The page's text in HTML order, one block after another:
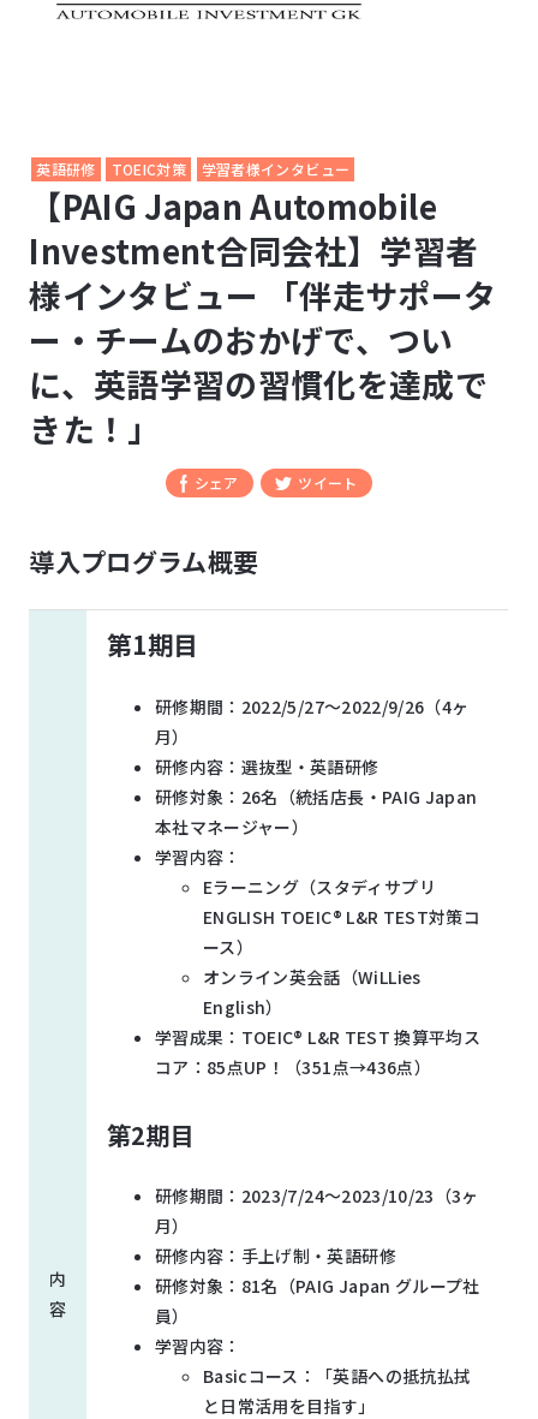
英語研修 TOEIC対策 学習者様インタビュー
【PAIG Japan Automobile
Investment合同会社】学習者
様インタビュー 「伴走サポータ
ー・チームのおかげで、つい
に、英語学習の習慣化を達成で
きた！」
シェア ツイート
導入プログラム概要
内
容
第1期目
研修期間：2022/5/27～2022/9/26（4ヶ
月）
研修内容：選抜型・英語研修
研修対象：26名（統括店長・PAIG Japan
本社マネージャー）
学習内容：
Eラーニング（スタディサプリ
ENGLISH TOEIC® L&R TEST対策コ
ース）
オンライン英会話（WiLLies
English）
学習成果：TOEIC® L&R TEST 換算平均ス
コア：85点UP！（351点→436点）
第2期目
研修期間：2023/7/24～2023/10/23（3ヶ
月）
研修内容：手上げ制・英語研修
研修対象：81名（PAIG Japan グループ社
員）
学習内容：
Basicコース：「英語への抵抗払拭
と日常活用を目指す​」